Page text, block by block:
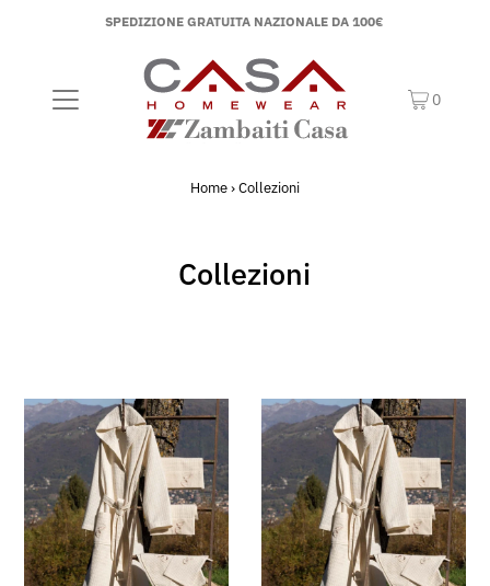
SPEDIZIONE GRATUITA NAZIONALE DA 100€
0
Home›Collezioni
Collezioni